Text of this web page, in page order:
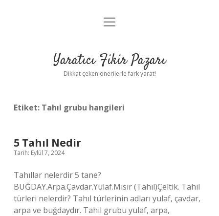
Anasayfa
Yasal Uyarı
menüyü
Yaratıcı Fikir Pazarı
Dikkat çeken önerilerle fark yarat!
Etiket: Tahıl grubu hangileri
5 Tahıl Nedir
Tarih: Eylül 7, 2024
Tahıllar nelerdir 5 tane?
BUĞDAY.Arpa.Çavdar.Yulaf.Mısır (Tahıl)Çeltik. Tahıl
türleri nelerdir? Tahıl türlerinin adları yulaf, çavdar,
arpa ve buğdaydır. Tahıl grubu yulaf, arpa,